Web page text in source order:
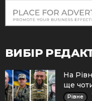
ВИБІР
На
ще
Рівне